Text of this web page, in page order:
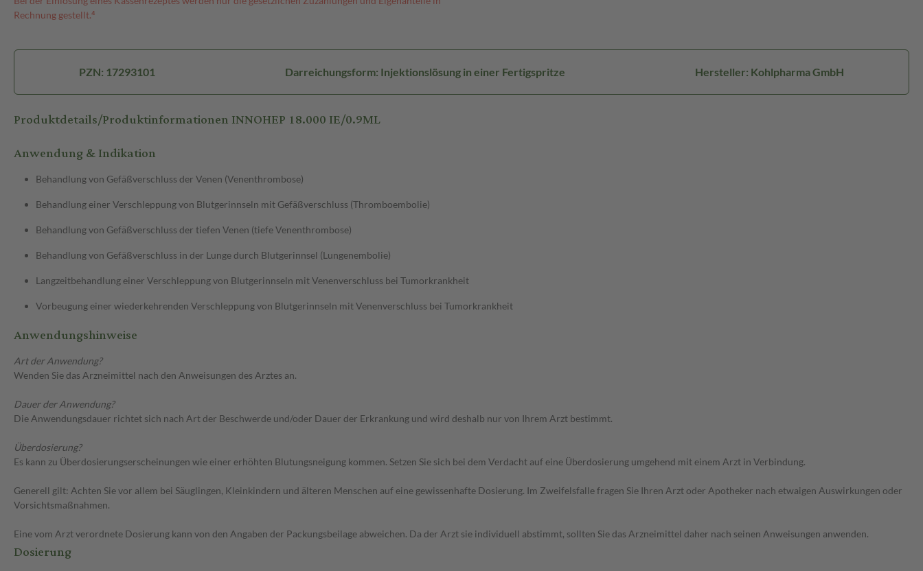
Rechnung gestellt.⁴
PZN: 17293101 Darreichungsform: Injektionslösung in einer Fertigspritze Hersteller: Kohlpharma GmbH
Produktdetails/Produktinformationen INNOHEP 18.000 IE/0.9ML
Anwendung & Indikation
Behandlung von Gefäßverschluss der Venen (Venenthrombose)
Behandlung einer Verschleppung von Blutgerinnseln mit Gefäßverschluss (Thromboembolie)
Behandlung von Gefäßverschluss der tiefen Venen (tiefe Venenthrombose)
Behandlung von Gefäßverschluss in der Lunge durch Blutgerinnsel (Lungenembolie)
Langzeitbehandlung einer Verschleppung von Blutgerinnseln mit Venenverschluss bei Tumorkrankheit
Vorbeugung einer wiederkehrenden Verschleppung von Blutgerinnseln mit Venenverschluss bei Tumorkrankheit
Anwendungshinweise
Art der Anwendung?
Wenden Sie das Arzneimittel nach den Anweisungen des Arztes an.
Dauer der Anwendung?
Die Anwendungsdauer richtet sich nach Art der Beschwerde und/oder Dauer der Erkrankung und wird deshalb nur von Ihrem Arzt bestimmt.
Überdosierung?
Es kann zu Überdosierungserscheinungen wie einer erhöhten Blutungsneigung kommen. Setzen Sie sich bei dem Verdacht auf eine Überdosierung umgehend mit einem Arzt in Verbindung.
Generell gilt: Achten Sie vor allem bei Säuglingen, Kleinkindern und älteren Menschen auf eine gewissenhafte Dosierung. Im Zweifelsfalle fragen Sie Ihren Arzt oder Apotheker nach etwaigen Auswirkungen oder
Vorsichtsmaßnahmen.
Eine vom Arzt verordnete Dosierung kann von den Angaben der Packungsbeilage abweichen. Da der Arzt sie individuell abstimmt, sollten Sie das Arzneimittel daher nach seinen Anweisungen anwenden.
Dosierung